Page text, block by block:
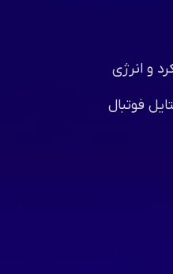
و انرژی
فوتبال